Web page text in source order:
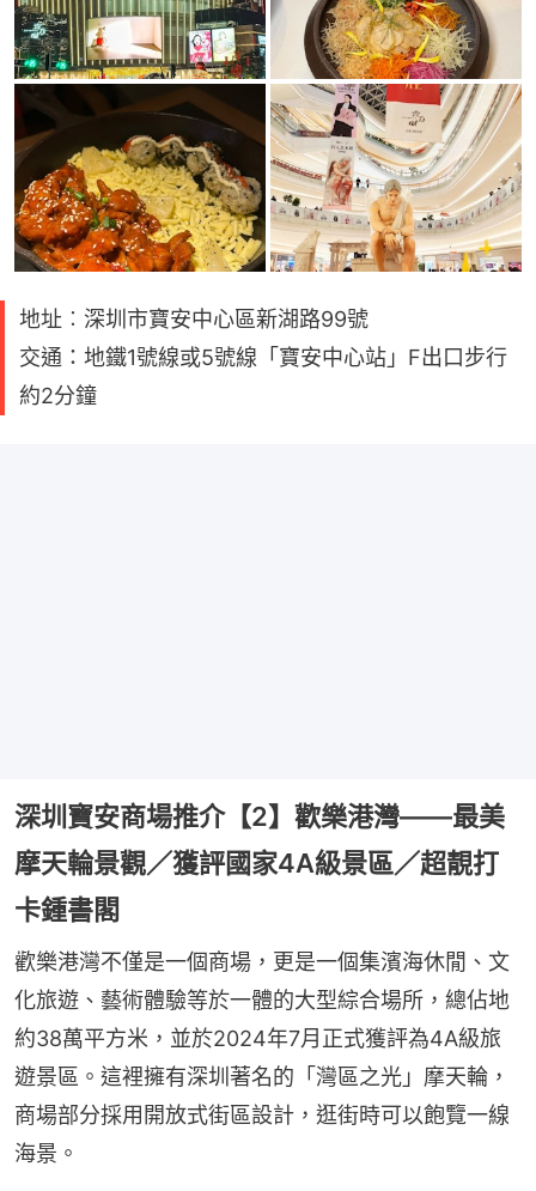
地址︰深圳市寶安中心區新湖路99號
交通：地鐵1號線或5號線「寶安中心站」F出口步行
約2分鐘
深圳寶安商場推介【2】歡樂港灣——最美
摩天輪景觀／獲評國家4A級景區／超靚打
卡鍾書閣
歡樂港灣不僅是一個商場，更是一個集濱海休閒、文
化旅遊、藝術體驗等於一體的大型綜合場所，總佔地
約38萬平方米，並於2024年7月正式獲評為4A級旅
遊景區。這裡擁有深圳著名的「灣區之光」摩天輪，
商場部分採用開放式街區設計，逛街時可以飽覽一線
海景。